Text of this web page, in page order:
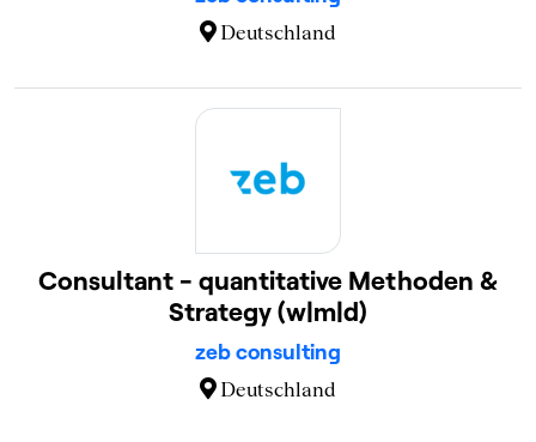
Deutschland
Consultant - quantitative Methoden &
Strategy (w|m|d)
zeb consulting
Deutschland